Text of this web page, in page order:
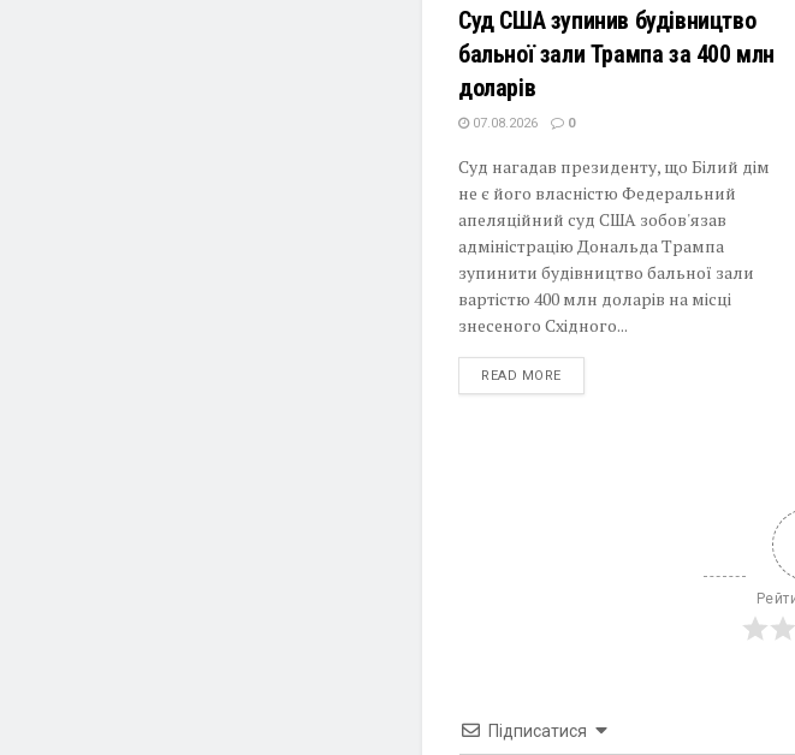
Суд США зупинив будівництво
бальної зали Трампа за 400 млн
доларів
07.08.2026 0
Суд нагадав президенту, що Білий дім
не є його власністю Федеральний
апеляційний суд США зобов'язав
адміністрацію Дональда Трампа
зупинити будівництво бальної зали
вартістю 400 млн доларів на місці
знесеного Східного...
READ MOREDETAILS
Підписатися